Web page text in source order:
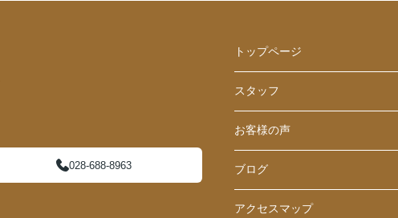
028-688-8963
トップページ
スタッフ
お客様の声
ブログ
アクセスマップ